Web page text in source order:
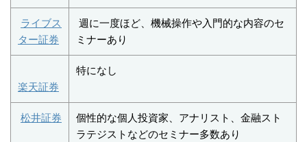
ライブス
ター証券
週に一度ほど、機械操作や入門的な内容のセ
ミナーあり
楽天証券
特になし
松井証券
個性的な個人投資家、アナリスト、金融スト
ラテジストなどのセミナー多数あり